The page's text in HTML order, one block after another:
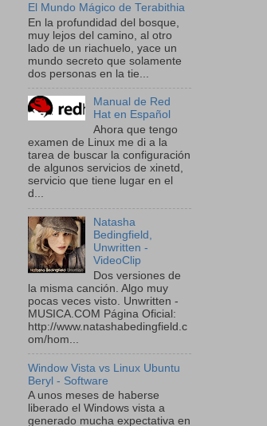
El Mundo Mágico de Terabithia
En la profundidad del bosque,
muy lejos del camino, al otro
lado de un riachuelo, yace un
mundo secreto que solamente
dos personas en la tie...
Manual de Red
Hat en Español
Ahora que tengo
examen de Linux me di a la
tarea de buscar la configuración
de algunos servicios de xinetd,
servicio que tiene lugar en el
d...
Natasha
Bedingfield,
Unwritten -
VideoClip
Dos versiones de
la misma canción. Algo muy
pocas veces visto. Unwritten -
MUSICA.COM Página Oficial:
http://www.natashabedingfield.c
om/hom...
Window Vista vs Linux Ubuntu
Beryl - Software
A unos meses de haberse
liberado el Windows vista a
generado mucha expectativa en